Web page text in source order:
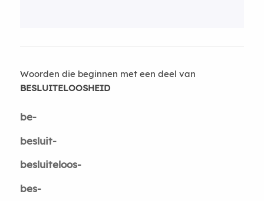
Woorden die beginnen met een deel van
BESLUITELOOSHEID
be-
besluit-
besluiteloos-
bes-